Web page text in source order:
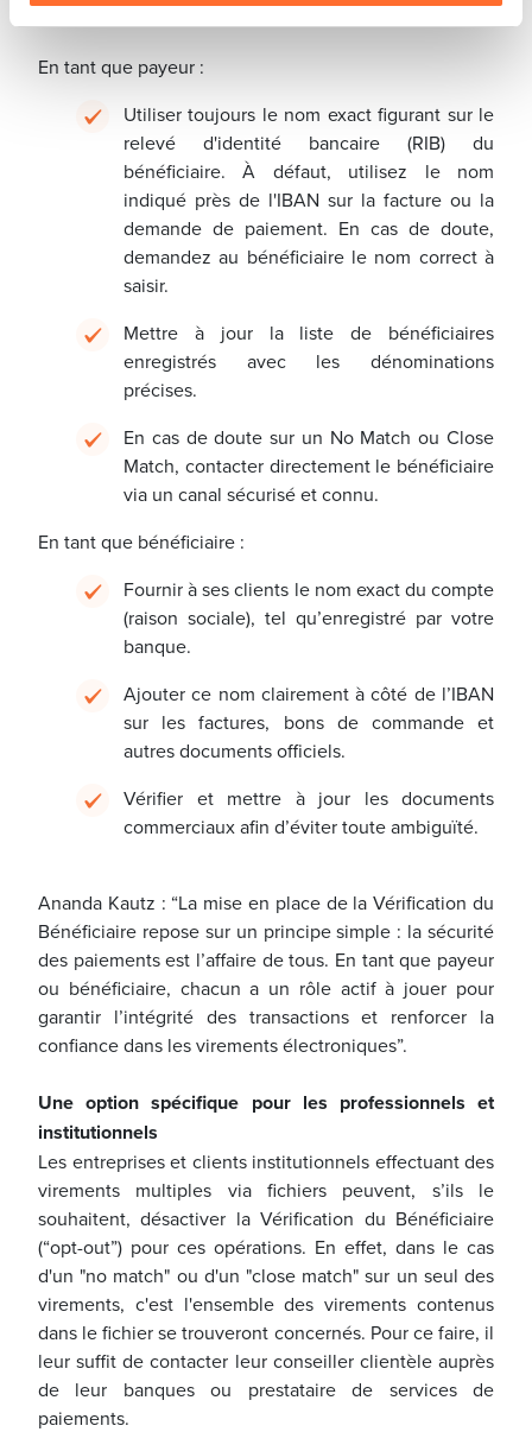
invitées à suivre plusieurs recommandations :
En tant que payeur :
Utiliser toujours le nom exact figurant sur le
relevé d'identité bancaire (RIB) du
bénéficiaire. À défaut, utilisez le nom
indiqué près de l'IBAN sur la facture ou la
demande de paiement. En cas de doute,
demandez au bénéficiaire le nom correct à
saisir.
Mettre à jour la liste de bénéficiaires
enregistrés avec les dénominations
précises.
En cas de doute sur un No Match ou Close
Match, contacter directement le bénéficiaire
via un canal sécurisé et connu.
En tant que bénéficiaire :
Fournir à ses clients le nom exact du compte
(raison sociale), tel qu’enregistré par votre
banque.
Ajouter ce nom clairement à côté de l’IBAN
sur les factures, bons de commande et
autres documents officiels.
Vérifier et mettre à jour les documents
commerciaux afin d’éviter toute ambiguïté.
Ananda Kautz : “La mise en place de la Vérification du
Bénéficiaire repose sur un principe simple : la sécurité
des paiements est l’affaire de tous. En tant que payeur
ou bénéficiaire, chacun a un rôle actif à jouer pour
garantir l’intégrité des transactions et renforcer la
confiance dans les virements électroniques”.
Une option spécifique pour les professionnels et
institutionnels
Les entreprises et clients institutionnels effectuant des
virements multiples via fichiers peuvent, s’ils le
souhaitent, désactiver la Vérification du Bénéficiaire
(“opt-out”) pour ces opérations. En effet, dans le cas
d'un "no match" ou d'un "close match" sur un seul des
virements, c'est l'ensemble des virements contenus
dans le fichier se trouveront concernés. Pour ce faire, il
leur suffit de contacter leur conseiller clientèle auprès
de leur banques ou prestataire de services de
paiements.